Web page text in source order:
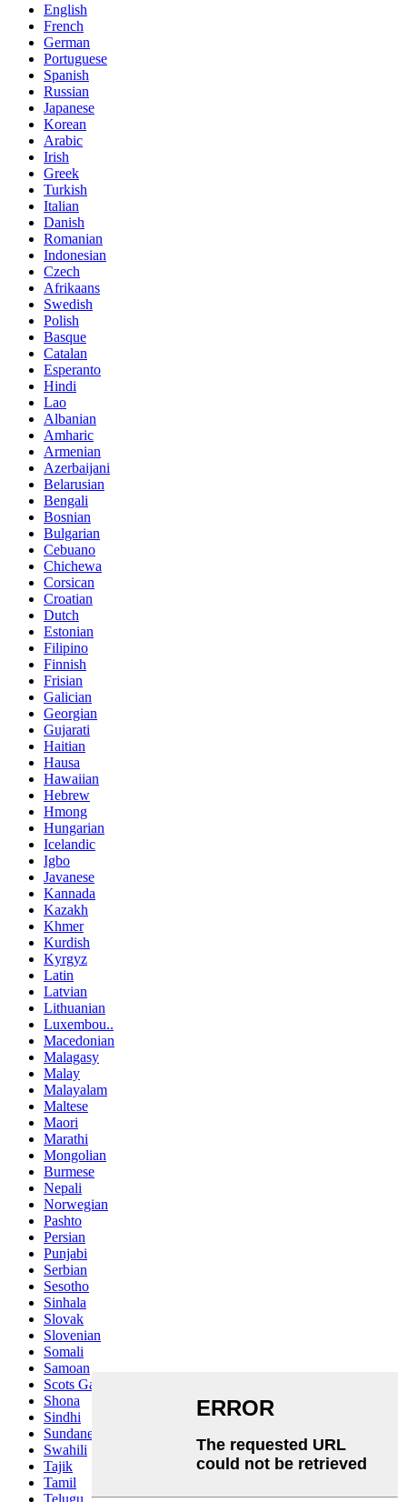
English
French
German
Portuguese
Spanish
Russian
Japanese
Korean
Arabic
Irish
Greek
Turkish
Italian
Danish
Romanian
Indonesian
Czech
Afrikaans
Swedish
Polish
Basque
Catalan
Esperanto
Hindi
Lao
Albanian
Amharic
Armenian
Azerbaijani
Belarusian
Bengali
Bosnian
Bulgarian
Cebuano
Chichewa
Corsican
Croatian
Dutch
Estonian
Filipino
Finnish
Frisian
Galician
Georgian
Gujarati
Haitian
Hausa
Hawaiian
Hebrew
Hmong
Hungarian
Icelandic
Igbo
Javanese
Kannada
Kazakh
Khmer
Kurdish
Kyrgyz
Latin
Latvian
Lithuanian
Luxembou..
Macedonian
Malagasy
Malay
Malayalam
Maltese
Maori
Marathi
Mongolian
Burmese
Nepali
Norwegian
Pashto
Persian
Punjabi
Serbian
Sesotho
Sinhala
Slovak
Slovenian
Somali
Samoan
Scots Gaelic
Shona
Sindhi
Sundanese
Swahili
Tajik
Tamil
Telugu